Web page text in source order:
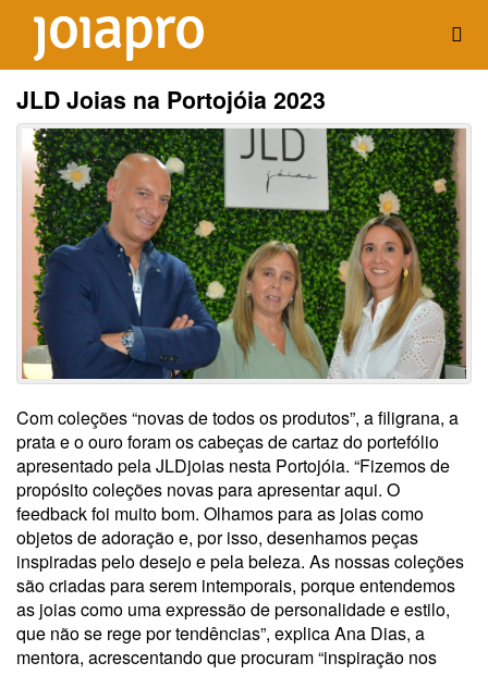
JLD Joias na Portojóia 2023
Com coleções “novas de todos os produtos”, a filigrana, a
prata e o ouro foram os cabeças de cartaz do portefólio
apresentado pela JLDjoias nesta Portojóia. “Fizemos de
propósito coleções novas para apresentar aqui. O
feedback foi muito bom. Olhamos para as joias como
objetos de adoração e, por isso, desenhamos peças
inspiradas pelo desejo e pela beleza. As nossas coleções
são criadas para serem intemporais, porque entendemos
as joias como uma expressão de personalidade e estilo,
que não se rege por tendências”, explica Ana Dias, a
mentora, acrescentando que procuram “inspiração nos